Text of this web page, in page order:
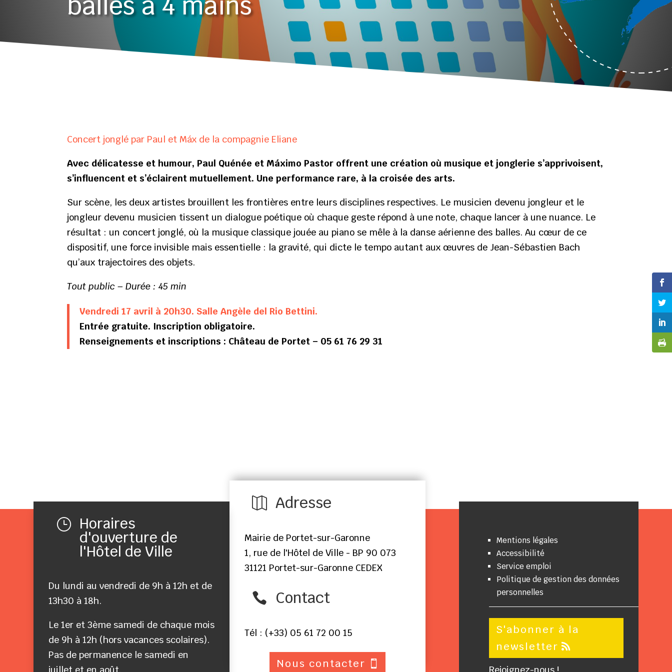
Concert jonglé par Paul et Máx de la compagnie Eliane
Avec délicatesse et humour, Paul Quénée et Máximo Pastor offrent une création où musique et jonglerie s’apprivoisent,
s’influencent et s’éclairent mutuellement. Une performance rare, à la croisée des arts.
Sur scène, les deux artistes brouillent les frontières entre leurs disciplines respectives. Le musicien devenu jongleur et le
jongleur devenu musicien tissent un dialogue poétique où chaque geste répond à une note, chaque lancer à une nuance. Le
résultat : un concert jonglé, où la musique classique jouée au piano se mêle à la danse aérienne des balles. Au cœur de ce
dispositif, une force invisible mais essentielle : la gravité, qui dicte le tempo autant aux œuvres de Jean-Sébastien Bach
qu’aux trajectoires des objets.
Tout public – Durée : 45 min
Vendredi 17 avril à 20h30. Salle Angèle del Rio Bettini.
Entrée gratuite. Inscription obligatoire.
Renseignements et inscriptions : Château de Portet – 05 61 76 29 31
} Horaires
d'ouverture de
l'Hôtel de Ville
Du lundi au vendredi de 9h à 12h et de
13h30 à 18h.
Le 1er et 3ème samedi de chaque mois
de 9h à 12h (hors vacances scolaires).
Pas de permanence le samedi en
 Adresse
Mairie de Portet-sur-Garonne
1, rue de l'Hôtel de Ville - BP 90 073
31121 Portet-sur-Garonne CEDEX
 Contact
Tél : (+33) 05 61 72 00 15
Nous contacter
Mentions légales
Accessibilité
Service emploi
Politique de gestion des données
personnelles
S'abonner à la
newsletter
Rejoignez-nous !